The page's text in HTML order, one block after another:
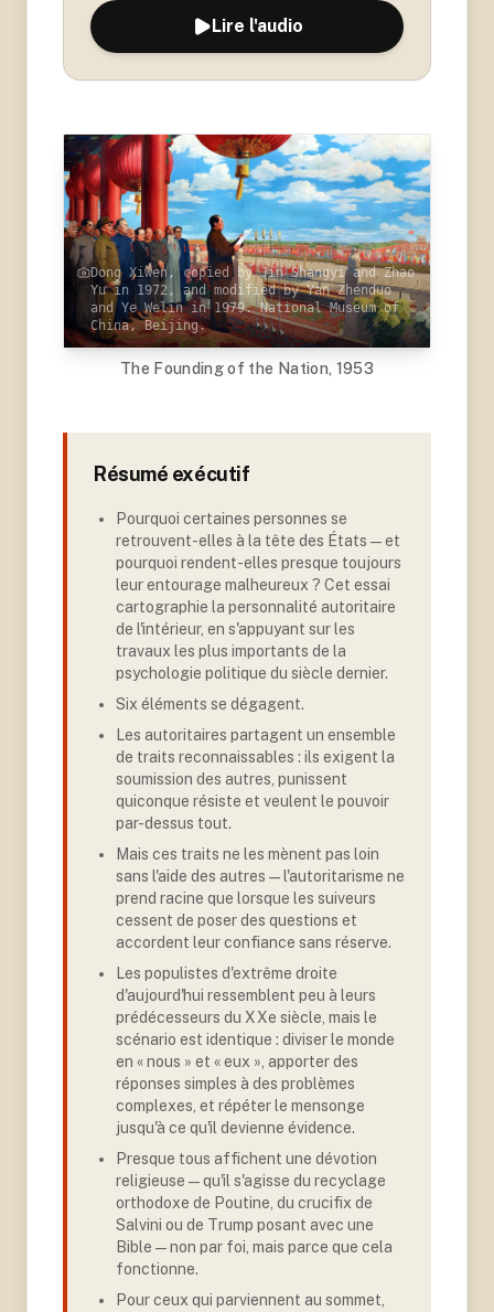
Lire l'audio
Dong Xiwen, copied by Jin Shangyi and Zhao
Yu in 1972, and modified by Yan Zhenduo
and Ye Welin in 1979. National Museum of
China, Beijing.
The Founding of the Nation, 1953
Résumé exécutif
Pourquoi certaines personnes se
retrouvent-elles à la tête des États — et
pourquoi rendent-elles presque toujours
leur entourage malheureux ? Cet essai
cartographie la personnalité autoritaire
de l'intérieur, en s'appuyant sur les
travaux les plus importants de la
psychologie politique du siècle dernier.
Six éléments se dégagent.
Les autoritaires partagent un ensemble
de traits reconnaissables : ils exigent la
soumission des autres, punissent
quiconque résiste et veulent le pouvoir
par-dessus tout.
Mais ces traits ne les mènent pas loin
sans l'aide des autres — l'autoritarisme ne
prend racine que lorsque les suiveurs
cessent de poser des questions et
accordent leur confiance sans réserve.
Les populistes d'extrême droite
d'aujourd'hui ressemblent peu à leurs
prédécesseurs du XXe siècle, mais le
scénario est identique : diviser le monde
en « nous » et « eux », apporter des
réponses simples à des problèmes
complexes, et répéter le mensonge
jusqu'à ce qu'il devienne évidence.
Presque tous affichent une dévotion
religieuse — qu'il s'agisse du recyclage
orthodoxe de Poutine, du crucifix de
Salvini ou de Trump posant avec une
Bible — non par foi, mais parce que cela
fonctionne.
Pour ceux qui parviennent au sommet,